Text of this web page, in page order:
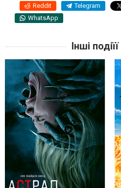
Reddit Telegram
WhatsApp
Інші